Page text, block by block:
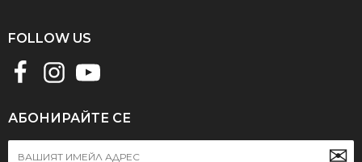
FOLLOW US
АБОНИРАЙТЕ СЕ